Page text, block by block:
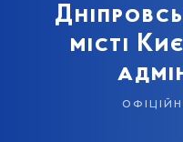
місті